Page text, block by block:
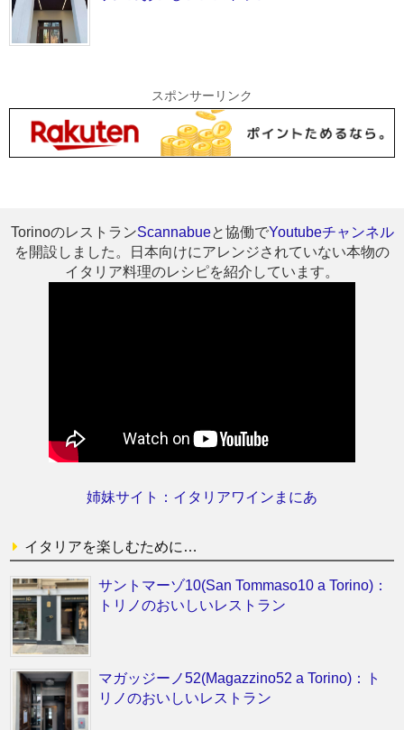
スポンサーリンク
TorinoのレストランScannabueと協働でYoutubeチャンネル
を開設しました。日本向けにアレンジされていない本物の
イタリア料理のレシピを紹介しています。
姉妹サイト：イタリアワインまにあ
イタリアを楽しむために…
サントマーゾ10(San Tommaso10 a Torino)：
トリノのおいしいレストラン
マガッジーノ52(Magazzino52 a Torino)：ト
リノのおいしいレストラン